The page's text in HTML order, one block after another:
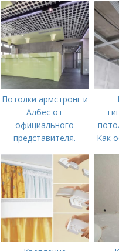
Потолки армстронг и
Албес от
официального
представителя.
«Потолки Армстронг»
- гарантия надежных
и качественных
подвесных систем.
Как